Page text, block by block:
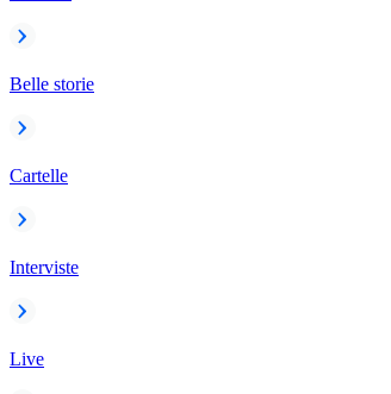
Belle storie
Cartelle
Interviste
Live